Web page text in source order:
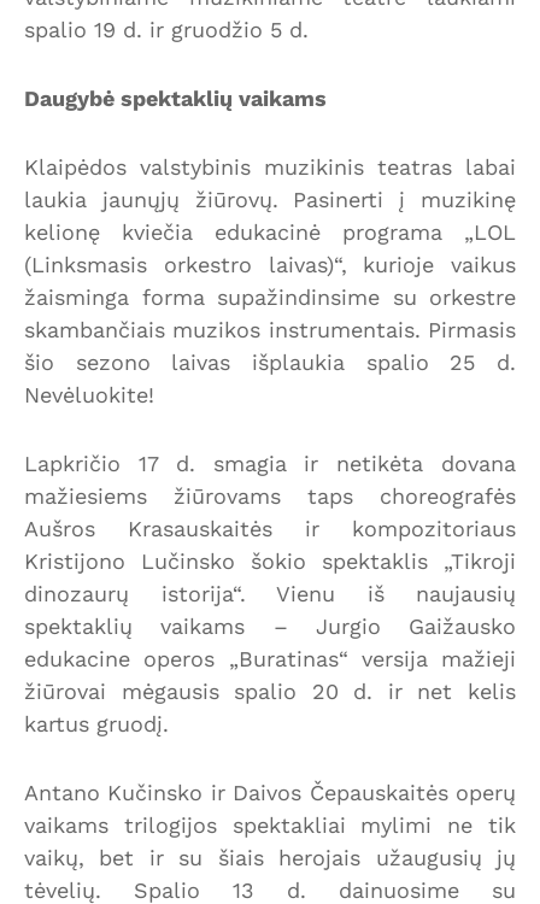
spalio 19 d. ir gruodžio 5 d.
Daugybė spektaklių vaikams
Klaipėdos valstybinis muzikinis teatras labai
laukia jaunųjų žiūrovų. Pasinerti į muzikinę
kelionę kviečia edukacinė programa „LOL
(Linksmasis orkestro laivas)“, kurioje vaikus
žaisminga forma supažindinsime su orkestre
skambančiais muzikos instrumentais. Pirmasis
šio sezono laivas išplaukia spalio 25 d.
Nevėluokite!
Lapkričio 17 d. smagia ir netikėta dovana
mažiesiems žiūrovams taps choreografės
Aušros Krasauskaitės ir kompozitoriaus
Kristijono Lučinsko šokio spektaklis „Tikroji
dinozaurų istorija“. Vienu iš naujausių
spektaklių vaikams – Jurgio Gaižausko
edukacine operos „Buratinas“ versija mažieji
žiūrovai mėgausis spalio 20 d. ir net kelis
kartus gruodį.
Antano Kučinsko ir Daivos Čepauskaitės operų
vaikams trilogijos spektakliai mylimi ne tik
vaikų, bet ir su šiais herojais užaugusių jų
tėvelių. Spalio 13 d. dainuosime su